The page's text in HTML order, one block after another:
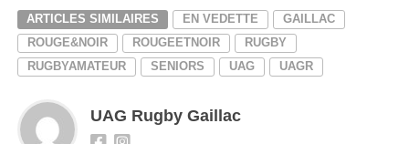
ARTICLES SIMILAIRES EN VEDETTE
GAILLAC
ROUGE&NOIR
ROUGEETNOIR
RUGBY
RUGBYAMATEUR
SENIORS UAG UAGR
UAG Rugby Gaillac